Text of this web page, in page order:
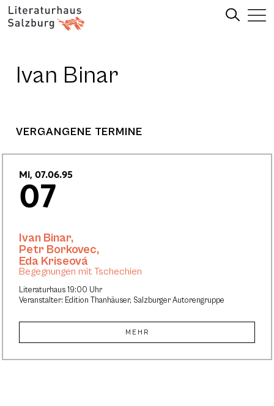
Ivan Binar
VERGANGENE TERMINE
Mi, 07.06.95
07
Literaturhaus 19:00 Uhr
Veranstalter: Edition Thanhäuser, Salzburger Autorengruppe
Ivan Binar,
Petr Borkovec,
Eda Kriseová
Begegnungen mit Tschechien
MEHR